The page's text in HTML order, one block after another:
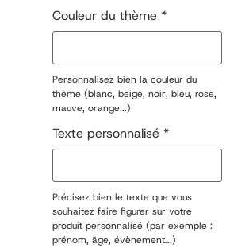
Couleur du thème *
Personnalisez bien la couleur du
thème (blanc, beige, noir, bleu, rose,
mauve, orange...)
Texte personnalisé *
Précisez bien le texte que vous
souhaitez faire figurer sur votre
produit personnalisé (par exemple :
prénom, âge, évènement...)